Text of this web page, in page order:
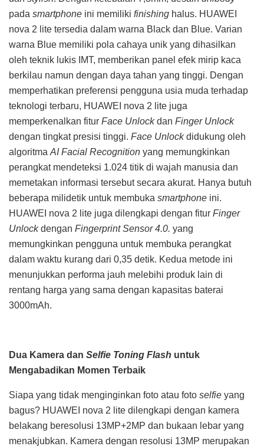
pada smartphone ini memiliki finishing halus. HUAWEI
nova 2 lite tersedia dalam warna Black dan Blue. Varian
warna Blue memiliki pola cahaya unik yang dihasilkan
oleh teknik lukis IMT, memberikan panel efek mirip kaca
berkilau namun dengan daya tahan yang tinggi. Dengan
memperhatikan preferensi pengguna usia muda terhadap
teknologi terbaru, HUAWEI nova 2 lite juga
memperkenalkan fitur Face Unlockdan Finger Unlock
dengan tingkat presisi tinggi. Face Unlockdidukung oleh
algoritma AI Facial Recognition yang memungkinkan
perangkat mendeteksi 1.024 titik di wajah manusia dan
memetakan informasi tersebut secara akurat. Hanya butuh
beberapa milidetik untuk membuka smartphone ini.
HUAWEI nova 2 lite juga dilengkapi dengan fitur Finger
Unlockdengan Fingerprint Sensor 4.0. yang
memungkinkan pengguna untuk membuka perangkat
dalam waktu kurang dari 0,35 detik. Kedua metode ini
menunjukkan performa jauh melebihi produk lain di
rentang harga yang sama dengan kapasitas baterai
3000mAh.
Dua Kamera dan Selfie Toning Flash untuk
Mengabadikan Momen Terbaik
Siapa yang tidak menginginkan foto atau foto selfie yang
bagus? HUAWEI nova 2 lite dilengkapi dengan kamera
belakang beresolusi 13MP+2MP dan bukaan lebar yang
menakjubkan. Kamera dengan resolusi 13MP merupakan